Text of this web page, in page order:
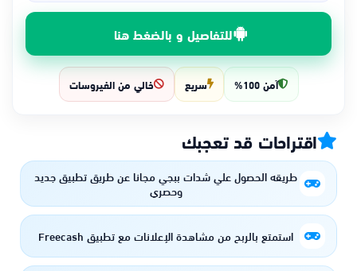
للتفاصيل و بالضغط هنا
آمن 100% سريع خالي من الفيروسات
اقتراحات قد تعجبك
طريقه الحصول علي شدات ببجي مجانا عن طريق تطبيق جديد
وحصري
استمتع بالربح من مشاهدة الإعلانات مع تطبيق Freecash